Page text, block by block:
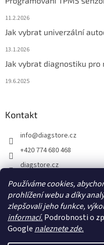
Používáme cookies,
prohlížení webu a díky
zlepšovali jeho funkce,
informací. Podrobnosti o
Google naleznete zde.
11.2.2026
Jak vybrat univerzální
13.1.2026
Jak vybrat diagnostiku
19.6.2025
Kontakt
info@diagstore.cz
+420 774 680 468
diagstore.cz
diagstorecz
diagstore
@diagstorecz